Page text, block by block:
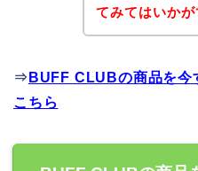
てみてはいかが
⇒ BUFF CLUBの商品を今
こちら